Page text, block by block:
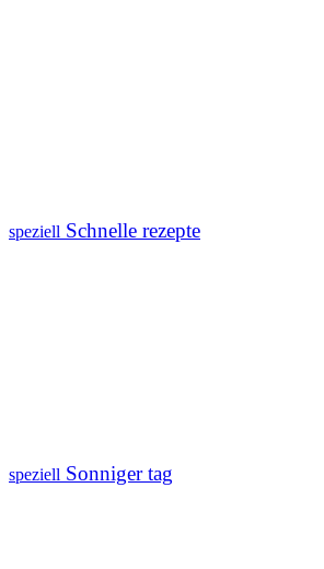
speziell Schnelle rezepte
speziell Sonniger tag